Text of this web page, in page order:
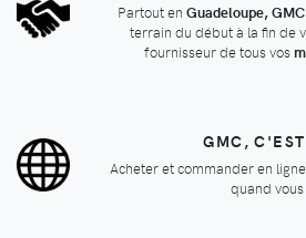
Partout en Guadeloupe, GMC
terrain du début à la fin de
fournisseur de tous vos
GMC,
Acheter et commander en
quand